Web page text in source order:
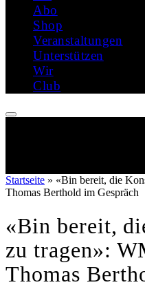
Abo
Shop
Veranstaltungen
Unterstützen
Wir
Club
Startseite » «Bin bereit, die
Thomas Berthold im Gespräch
«Bin bereit,
zu tragen»:
Thomas